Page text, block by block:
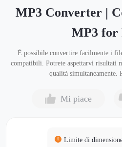
MP3 Converter |
MP3 for
È possibile convertire facilmente i
compatibili. Potrete aspettarvi risultati
qualità simultaneamente.
Mi piace
Limite di